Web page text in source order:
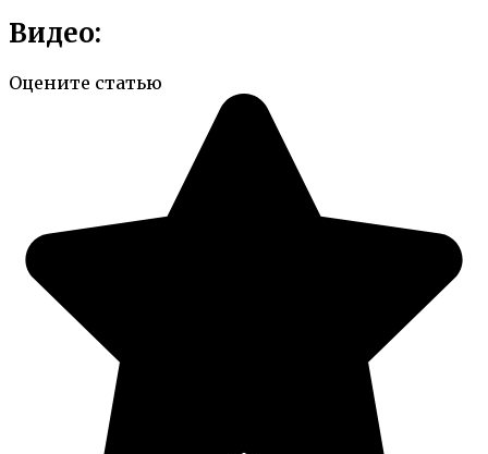
Видео:
Оцените статью